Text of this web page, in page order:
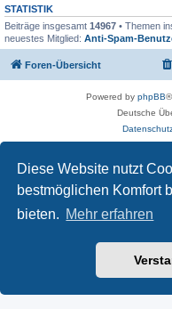
Diese Website nutzt
bestmöglichen Komfort
bieten. Mehr erfahren
STATISTIK
Beiträge insgesamt 14967 • Themen
neuestes Mitglied: Anti-Spam-
Foren-Übersicht
Powered by phpBB
Deutsche